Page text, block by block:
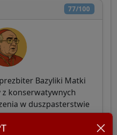
77/100
Bazyliki Matki
z konserwatywnych
w duszpasterstwie
Pawła II.